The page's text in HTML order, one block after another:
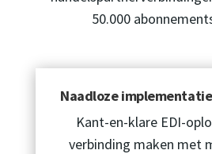
50.000
Naadloze
Kant-en-klare EDI-
verbinding maken met